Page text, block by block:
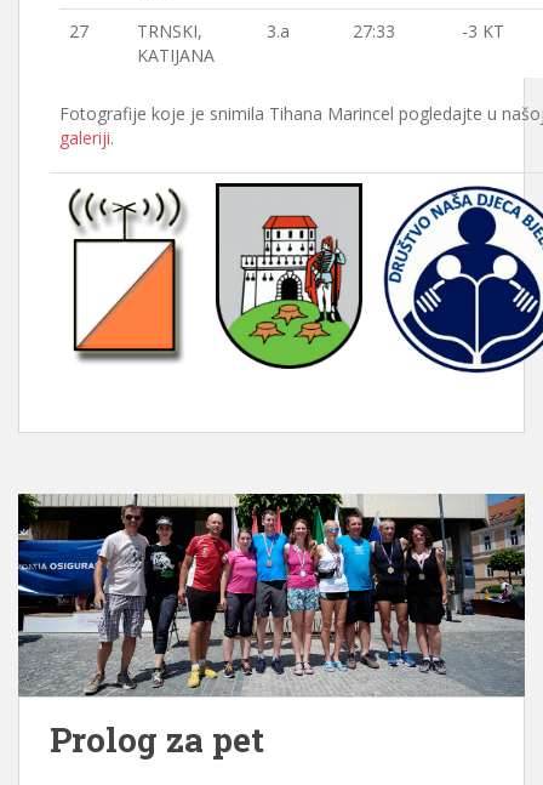
27
TRNSKI,
KATIJANA
3.a 27:33 -3 KT
Fotografije koje je snimila Tihana Marincel pogledajte u
galeriji.
Prolog za pet